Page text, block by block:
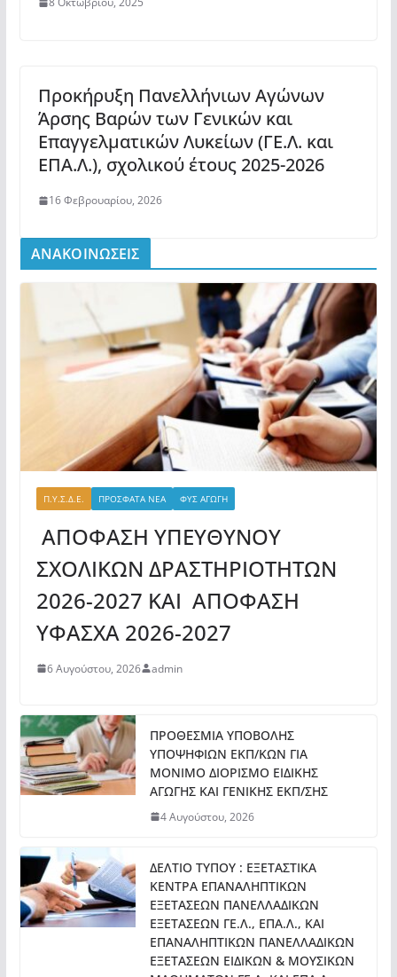
Προκήρυξη Πανελλήνιων Αγώνων
Άρσης Βαρών των Γενικών και
Επαγγελματικών Λυκείων (ΓΕ.Λ. και
ΕΠΑ.Λ.), σχολικού έτους 2025-2026
16 Φεβρουαρίου, 2026
ΑΝΑΚΟΙΝΩΣΕΙΣ
Π.Υ.Σ.Δ.Ε. ΠΡΟΣΦΑΤΑ ΝΕΑ ΦΥΣ ΑΓΩΓΗ
ΑΠΟΦΑΣΗ ΥΠΕΥΘΥΝΟΥ
ΣΧΟΛΙΚΩΝ ΔΡΑΣΤΗΡΙΟΤΗΤΩΝ
2026-2027 ΚΑΙ ΑΠΟΦΑΣΗ
ΥΦΑΣΧΑ 2026-2027
6 Αυγούστου, 2026 admin
ΠΡΟΘΕΣΜΙΑ ΥΠΟΒΟΛΗΣ
ΥΠΟΨΗΦΙΩΝ ΕΚΠ/ΚΩΝ ΓΙΑ
ΜΟΝΙΜΟ ΔΙΟΡΙΣΜΟ ΕΙΔΙΚΗΣ
ΑΓΩΓΗΣ ΚΑΙ ΓΕΝΙΚΗΣ ΕΚΠ/ΣΗΣ
4 Αυγούστου, 2026
ΔΕΛΤΙΟ ΤΥΠΟΥ : ΕΞΕΤΑΣΤΙΚΑ
ΚΕΝΤΡΑ ΕΠΑΝΑΛΗΠΤΙΚΩΝ
ΕΞΕΤΑΣΕΩΝ ΠΑΝΕΛΛΑΔΙΚΩΝ
ΕΞΕΤΑΣΕΩΝ ΓΕ.Λ., ΕΠΑ.Λ., ΚΑΙ
ΕΠΑΝΑΛΗΠΤΙΚΩΝ ΠΑΝΕΛΛΑΔΙΚΩΝ
ΕΞΕΤΑΣΕΩΝ ΕΙΔΙΚΩΝ & ΜΟΥΣΙΚΩΝ